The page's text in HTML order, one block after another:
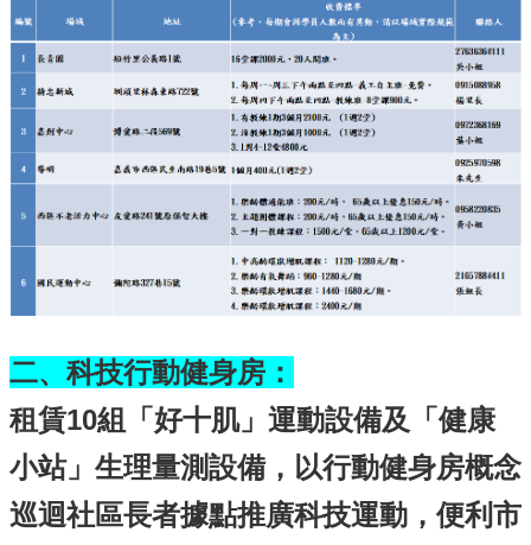
二、科技行動健身房：
租賃10組「好十肌」運動設備及「健康
小站」生理量測設備，以行動健身房概念
巡迴社區長者據點推廣科技運動，便利市